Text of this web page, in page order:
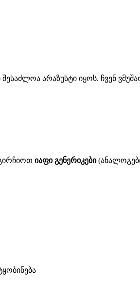
არაზუსტი იყოს. ჩვენ
იაფი გენერიკები